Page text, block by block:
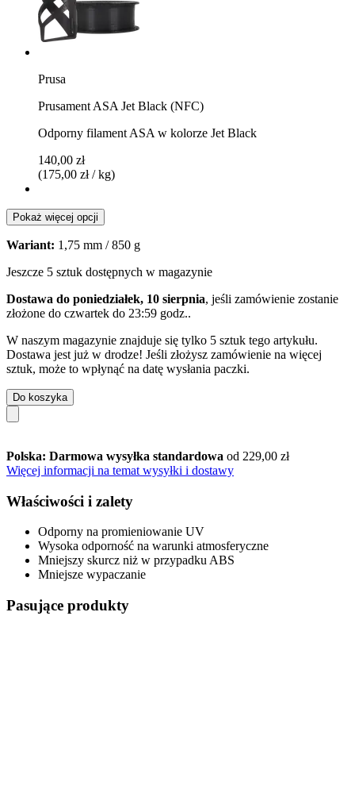
Prusa
Prusament ASA Jet Black (NFC)
Odporny filament ASA w kolorze Jet Black
140,00 zł
(175,00 zł / kg)
Pokaż więcej opcji
Wariant: 1,75 mm / 850 g
Jeszcze 5 sztuk dostępnych w magazynie
Dostawa do poniedziałek, 10 sierpnia, jeśli zamówienie zostanie
złożone do czwartek do 23:59 godz..
W naszym magazynie znajduje się tylko 5 sztuk tego artykułu.
Dostawa jest już w drodze! Jeśli złożysz zamówienie na więcej
sztuk, może to wpłynąć na datę wysłania paczki.
Do koszyka
Polska: Darmowa wysyłka standardowa od 229,00 zł
Więcej informacji na temat wysyłki i dostawy
Właściwości i zalety
Odporny na promieniowanie UV
Wysoka odporność na warunki atmosferyczne
Mniejszy skurcz niż w przypadku ABS
Mniejsze wypaczanie
Pasujące produkty